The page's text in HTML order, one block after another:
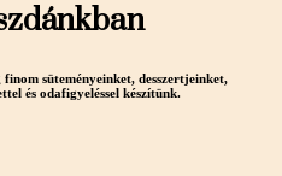
süteményeinket, desszertjeinket,
és odafigyeléssel készítünk.